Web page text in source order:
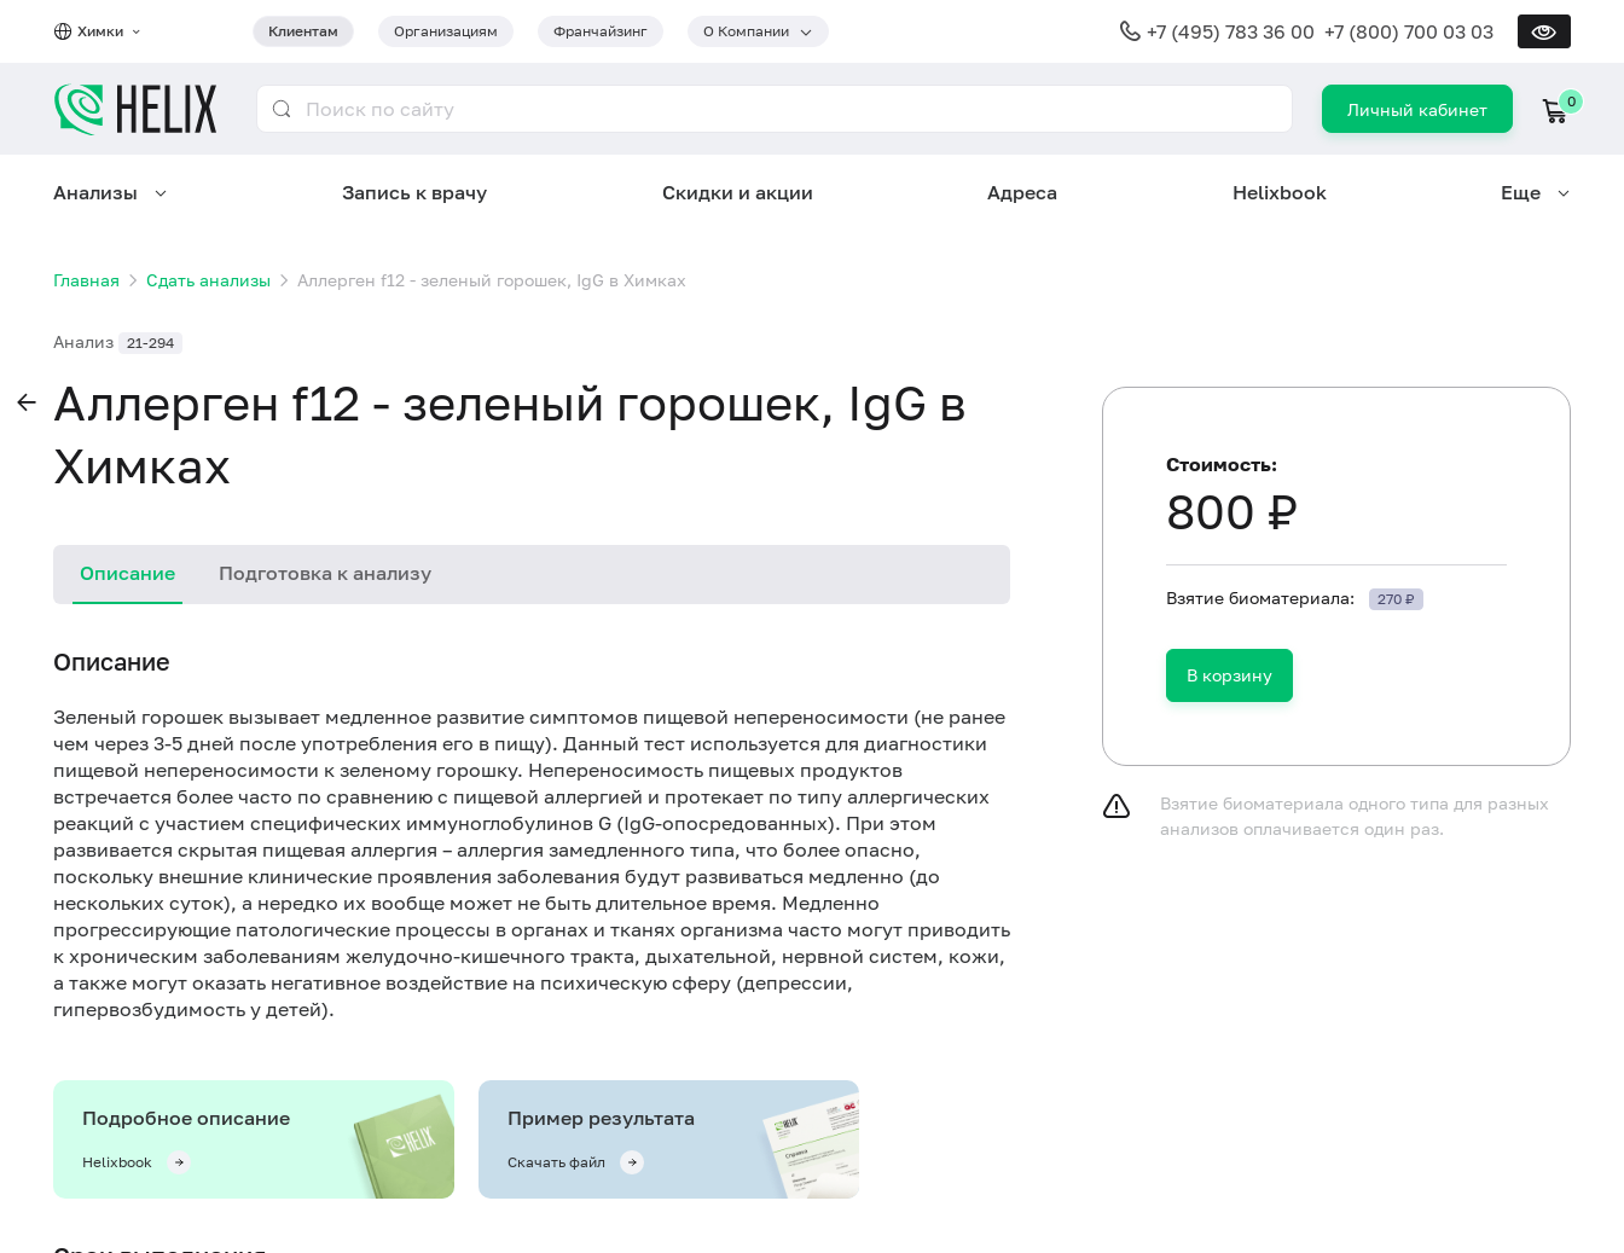
Химки Клиентам Организациям Франчайзинг О Компании +7 (495) 783 36 00 +7 (800) 700 03 03
Личный кабинет 0
Анализы Запись к врачу Скидки и акции Адреса Helixbook Еще
Главная Сдать анализы Аллерген f12 - зеленый горошек, IgG в Химках
Анализ 21-294
Аллерген f12 - зеленый горошек, IgG в
Химках
Описание Подготовка к анализу
Описание
Зеленый горошек вызывает медленное развитие симптомов пищевой непереносимости (не ранее
чем через 3-5 дней после употребления его в пищу). Данный тест используется для диагностики
пищевой непереносимости к зеленому горошку. Непереносимость пищевых продуктов
встречается более часто по сравнению с пищевой аллергией и протекает по типу аллергических
реакций с участием специфических иммуноглобулинов G (IgG-опосредованных). При этом
развивается скрытая пищевая аллергия – аллергия замедленного типа, что более опасно,
поскольку внешние клинические проявления заболевания будут развиваться медленно (до
нескольких суток), а нередко их вообще может не быть длительное время. Медленно
прогрессирующие патологические процессы в органах и тканях организма часто могут приводить
к хроническим заболеваниям желудочно-кишечного тракта, дыхательной, нервной систем, кожи,
а также могут оказать негативное воздействие на психическую сферу (депрессии,
гипервозбудимость у детей).
Подробное описание
Helixbook
Пример результата
Скачать файл
Не курить в течение 30 минут до исследования.
Стоимость:
800 ₽
Взятие биоматериала: 270 ₽
В корзину
Взятие биоматериала одного типа для разных
анализов оплачивается один раз.